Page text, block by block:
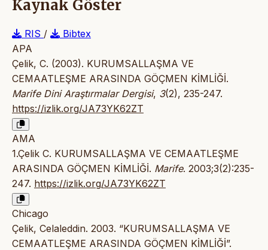
Kaynak Göster
RIS /
Bibtex
APA
Çelik, C. (2003). KURUMSALLAŞMA VE
CEMAATLEŞME ARASINDA GÖÇMEN KİMLİĞİ.
Marife Dini Araştırmalar Dergisi, 3(2), 235-247.
https://izlik.org/JA73YK62ZT
AMA
1.Çelik C. KURUMSALLAŞMA VE CEMAATLEŞME
ARASINDA GÖÇMEN KİMLİĞİ. Marife. 2003;3(2):235-
247. https://izlik.org/JA73YK62ZT
Chicago
Çelik, Celaleddin. 2003. “KURUMSALLAŞMA VE
CEMAATLEŞME ARASINDA GÖÇMEN KİMLİĞİ”.